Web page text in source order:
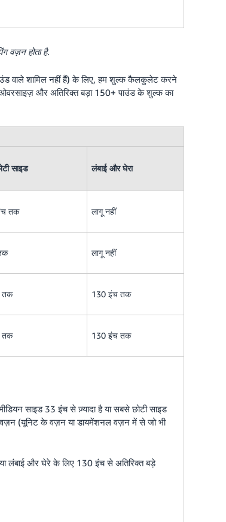
वज़न होता है.
वाले शामिल नहीं हैं) के लिए, हम शुल्क कैलकुलेट करने
और अतिरिक्त बड़ा 150+ पाउंड के शुल्क का
साइड लंबाई और घेरा
तक लागू नहीं
लागू नहीं
तक 130 इंच तक
तक 130 इंच तक
साइड 33 इंच से ज़्यादा है या सबसे छोटी साइड
वज़न (यूनिट के वज़न या डायमेंशनल वज़न में से जो भी
लंबाई और घेरे के लिए 130 इंच से अतिरिक्त बड़े